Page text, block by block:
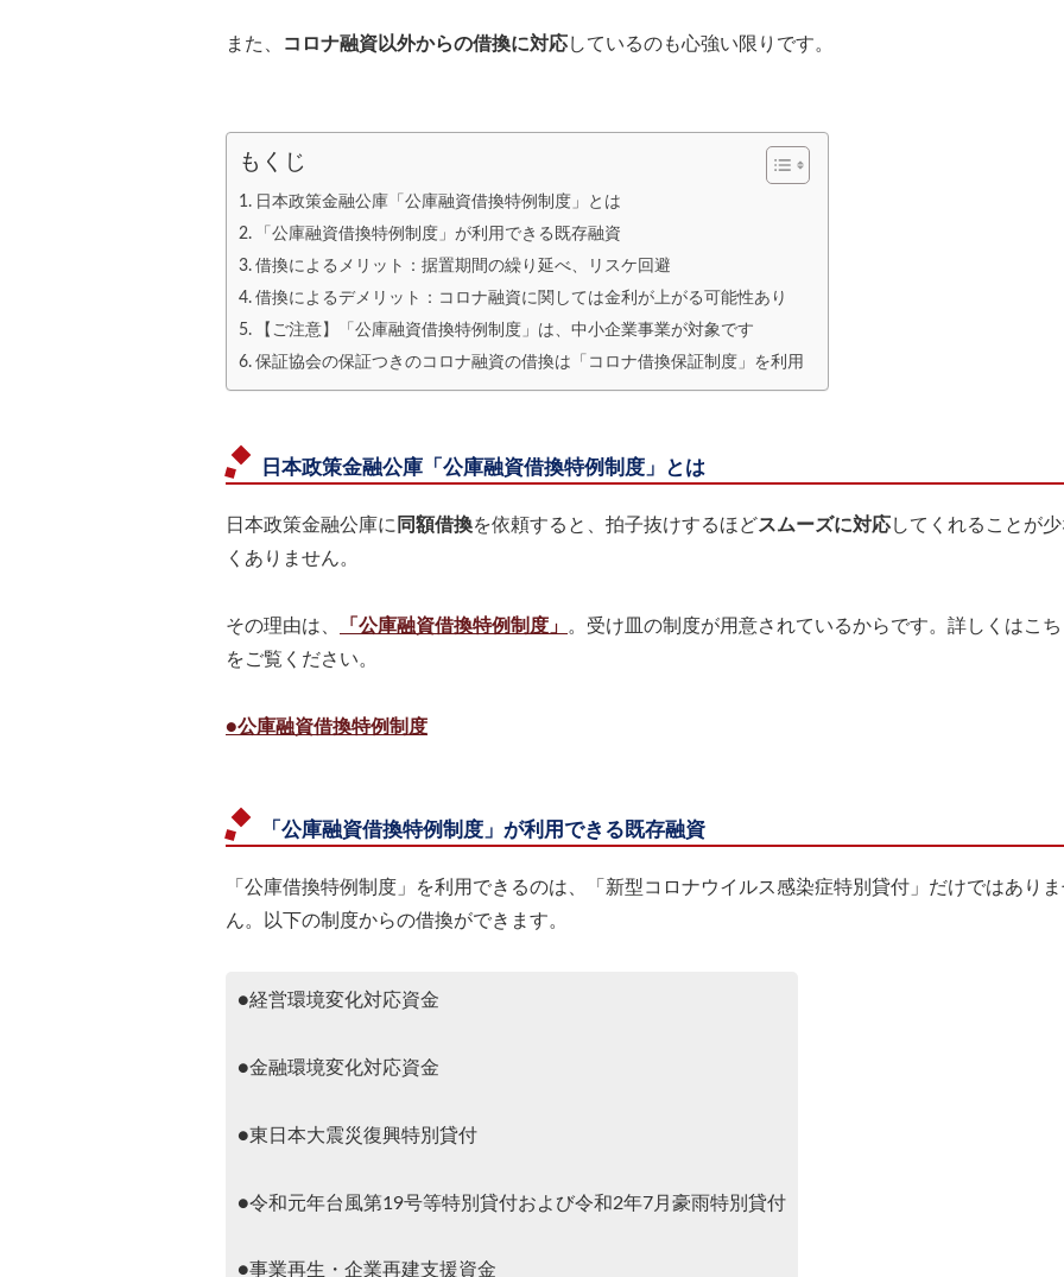
また、 コロナ融資以外からの借換に対応しているのも心強い限りです。
もくじ
日本政策金融公庫「公庫融資借換特例制度」とは
「公庫融資借換特例制度」が利用できる既存融資
借換によるメリット：据置期間の繰り延べ、リスケ回避
借換によるデメリット：コロナ融資に関しては金利が上がる可能性あり
【ご注意】「公庫融資借換特例制度」は、中小企業事業が対象です
保証協会の保証つきのコロナ融資の借換は「コロナ借換保証制度」を利用
日本政策金融公庫「公庫融資借換特例制度」とは
日本政策金融公庫に 同額借換を依頼すると、拍子抜けするほどスムーズに対応してくれることが
くありません。
その理由は、 「公庫融資借換特例制度」
。受け皿の制度が用意されているからです。詳しくはこ
をご覧ください。
●公庫融資借換特例制度
「公庫融資借換特例制度」が利用できる既存融資
「公庫借換特例制度」を利用できるのは、「新型コロナウイルス感染症特別貸付」だけではあり
ん。以下の制度からの借換ができます。
●経営環境変化対応資金
●金融環境変化対応資金
●東日本大震災復興特別貸付
●令和元年台風第19号等特別貸付および令和2年7月豪雨特別貸付
●事業再生・企業再建支援資金